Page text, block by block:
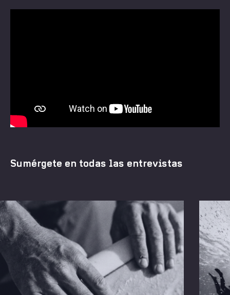
Sumérgete en todas las entrevistas